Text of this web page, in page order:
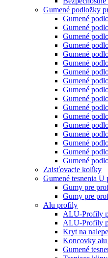
Gumené podložky
Gumené
Gumené
Gumené
Gumené
Gumené
Gumené
Gumené
Gumené
Gumené
Gumené
Gumené
Gumené
Gumené
Gumené
Gumené
Gumené
Gumené
Zaisťovacie kolíky
Gumené tesnenia U
Gumy pre
Gumy pre
Alu profily
ALU-Profily
ALU-Profily
Kryt na
Koncovky
Gumené